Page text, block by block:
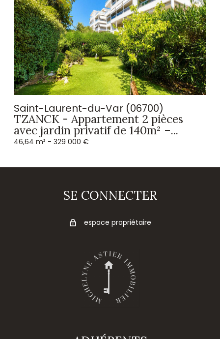
Saint-Laurent-du-Var (06700)
TZANCK - Appartement 2 pièces
avec jardin privatif de 140m² –...
46,64 m² - 329 000 €
SE CONNECTER
espace propriétaire